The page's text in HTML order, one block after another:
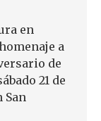
en
a
de
21 de
San